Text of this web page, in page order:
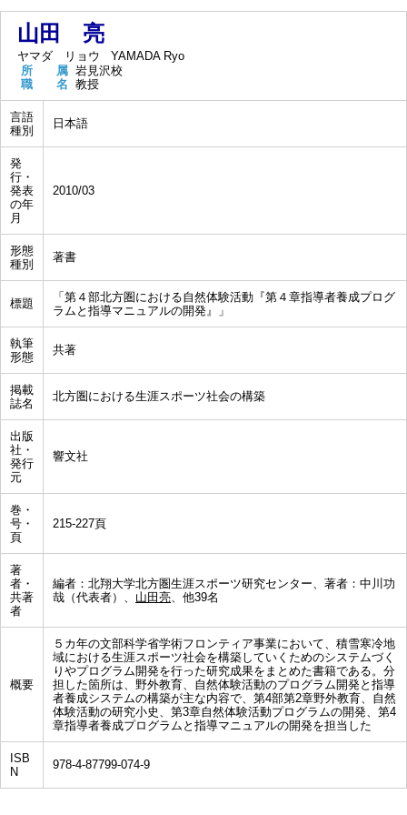
山田 亮
ヤマダ リョウ
YAMADA Ryo
所 属 岩見沢校
職 名 教授
言語
種別
日本語
発
行・
発表
の年
月
2010/03
形態
種別
著書
標題
「第４部北方圏における自然体験活動『第４章指導者養成プログ
ラムと指導マニュアルの開発』」
執筆
形態
共著
掲載
誌名
北方圏における生涯スポーツ社会の構築
出版
社・
発行
元
響文社
巻・
号・
頁
215-227頁
著
者・
共著
者
編者：北翔大学北方圏生涯スポーツ研究センター、著者：中川功
哉（代表者）、 山田亮、他39名
概要
５カ年の文部科学省学術フロンティア事業において、積雪寒冷地
域における生涯スポーツ社会を構築していくためのシステムづく
りやプログラム開発を行った研究成果をまとめた書籍である。分
担した箇所は、野外教育、自然体験活動のプログラム開発と指導
者養成システムの構築が主な内容で、第4部第2章野外教育、自然
体験活動の研究小史、第3章自然体験活動プログラムの開発、第4
章指導者養成プログラムと指導マニュアルの開発を担当した
ISB
N
978-4-87799-074-9